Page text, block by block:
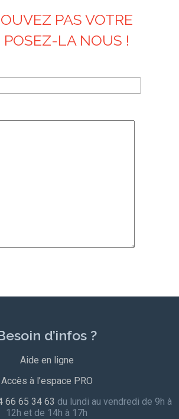
PAS VOTRE
LA NOUS !
d’infos ?
Aide en ligne
Accès à l’espace PRO
66 65 34 63 du lundi au vendredi de 9h à
12h et de 14h à 17h